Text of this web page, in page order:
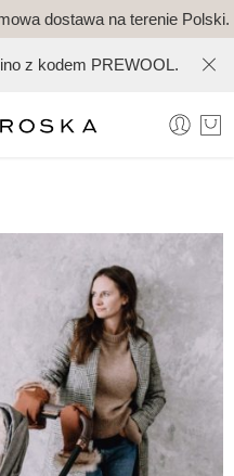
dostawa na terenie Polski.
z kodem PREWOOL.